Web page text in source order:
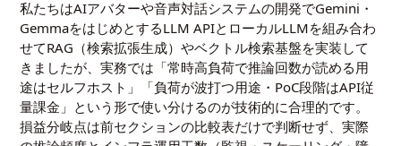
私たちはAIアバターや音声対話システムの開発でGemini・
GemmaをはじめとするLLM APIとローカルLLMを組み合わ
せてRAG（検索拡張生成）やベクトル検索基盤を実装して
きましたが、実務では「常時高負荷で推論回数が読める用
途はセルフホスト」「負荷が波打つ用途・PoC段階はAPI従
量課金」という形で使い分けるのが技術的に合理的です。
損益分岐点は前セクションの比較表だけで判断せず、実際